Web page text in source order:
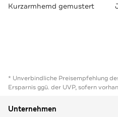
Kurzarmhemd gemustert
* Unverbindliche Preisempfehlung
Ersparnis ggü. der UVP, sofern
Unternehmen